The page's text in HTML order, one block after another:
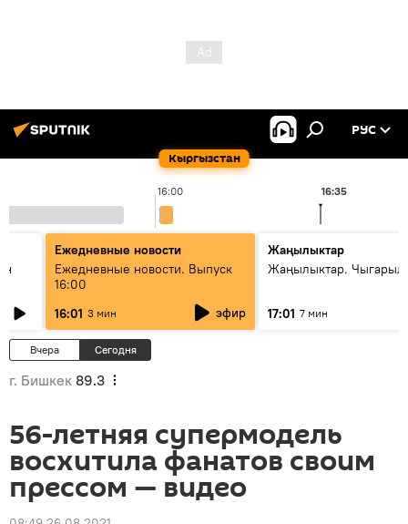
Кыргызстан
РУС
16:00 16:35
Ежедневные новости
Ежедневные новости. Выпуск
16:00
16:01 3 мин эфир
Жаңылыктар
Жаңылыктар.
17:01 7 мин
Вчера Сегодня
г. Бишкек 89.3
56-летняя супермодель
восхитила фанатов своим
прессом — видео